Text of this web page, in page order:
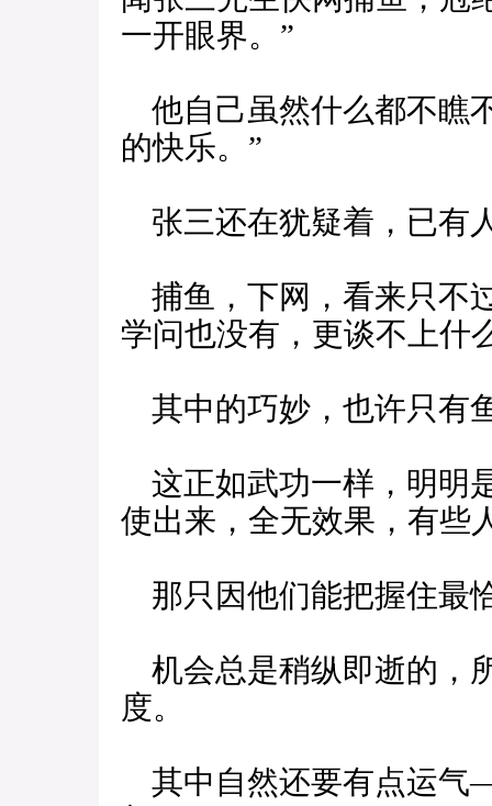
一开眼界。”
他自己虽然什么都不瞧
的快乐。”
张三还在犹疑着，已有
捕鱼，下网，看来只不
学问也没有，更谈不上什
其中的巧妙，也许只有
这正如武功一样，明明
使出来，全无效果，有些
那只因他们能把握住最
机会总是稍纵即逝的，
度。
其中自然还要有点运气